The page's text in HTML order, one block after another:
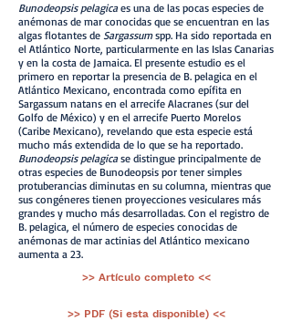
Bunodeopsis pelagicaes una de las pocas especies de
anémonas de mar conocidas que se encuentran en las
algas flotantes de Sargassumspp. Ha sido reportada en
el Atlántico Norte, particularmente en las Islas Canarias
y en la costa de Jamaica. El presente estudio es el
primero en reportar la presencia de B. pelagica en el
Atlántico Mexicano, encontrada como epífita en
Sargassum natans en el arrecife Alacranes (sur del
Golfo de México) y en el arrecife Puerto Morelos
(Caribe Mexicano), revelando que esta especie está
mucho más extendida de lo que se ha reportado.
Bunodeopsis pelagicase distingue principalmente de
otras especies de Bunodeopsis por tener simples
protuberancias diminutas en su columna, mientras que
sus congéneres tienen proyecciones vesiculares más
grandes y mucho más desarrolladas. Con el registro de
B. pelagica, el número de especies conocidas de
anémonas de mar actinias del Atlántico mexicano
aumenta a 23.
>> Artículo completo <<
>> PDF (Si esta disponible) <<